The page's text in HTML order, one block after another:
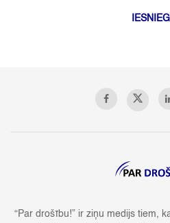
“Par drošību!” ir ziņu medijs tiem,